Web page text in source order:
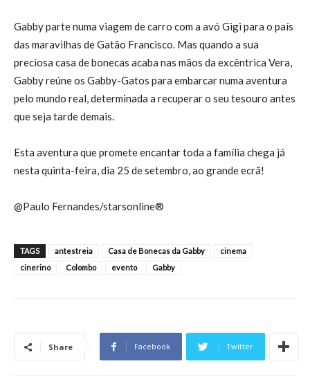
Gabby parte numa viagem de carro com a avó Gigi para o país
das maravilhas de Gatão Francisco. Mas quando a sua
preciosa casa de bonecas acaba nas mãos da excêntrica Vera,
Gabby reúne os Gabby-Gatos para embarcar numa aventura
pelo mundo real, determinada a recuperar o seu tesouro antes
que seja tarde demais.
Esta aventura que promete encantar toda a família chega já
nesta quinta-feira, dia 25 de setembro, ao grande ecrã!
@Paulo Fernandes/starsonline®
TAGS antestreia Casa de Bonecas da Gabby
cinema
cinerino
Colombo evento Gabby
Share Facebook Twitter